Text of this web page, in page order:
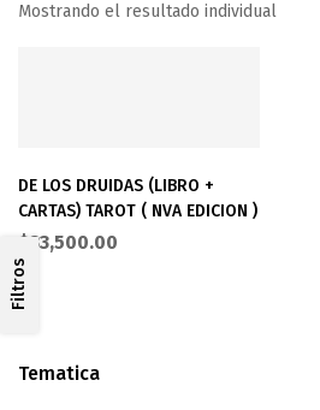
Tematica
Filtros
Mostrando el resultado individual
DE LOS DRUIDAS (LIBRO +
CARTAS) TAROT ( NVA EDICION )
$33,500.00